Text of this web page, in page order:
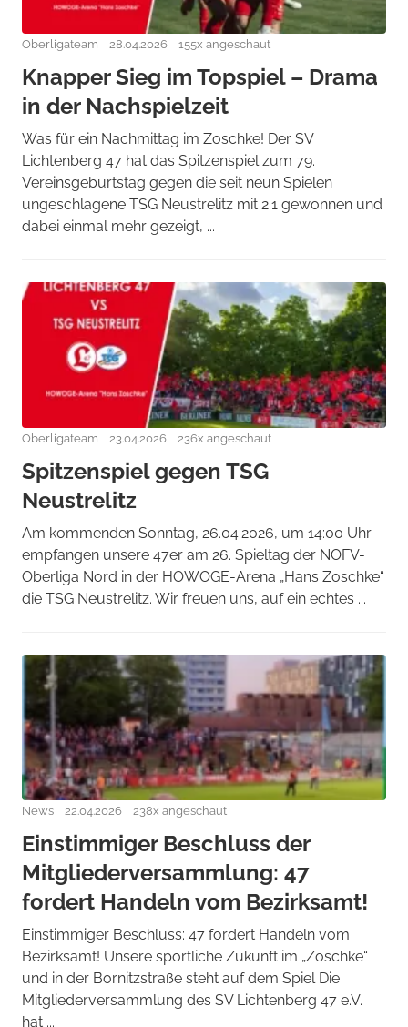
Oberligateam 28.04.2026 155x angeschaut
Knapper Sieg im Topspiel – Drama
in der Nachspielzeit
Was für ein Nachmittag im Zoschke! Der SV
Lichtenberg 47 hat das Spitzenspiel zum 79.
Vereinsgeburtstag gegen die seit neun Spielen
ungeschlagene TSG Neustrelitz mit 2:1 gewonnen und
dabei einmal mehr gezeigt, ...
Oberligateam 23.04.2026 236x angeschaut
Spitzenspiel gegen TSG
Neustrelitz
Am kommenden Sonntag, 26.04.2026, um 14:00 Uhr
empfangen unsere 47er am 26. Spieltag der NOFV-
Oberliga Nord in der HOWOGE-Arena „Hans Zoschke“
die TSG Neustrelitz. Wir freuen uns, auf ein echtes ...
News 22.04.2026 238x angeschaut
Einstimmiger Beschluss der
Mitgliederversammlung: 47
fordert Handeln vom Bezirksamt!
Einstimmiger Beschluss: 47 fordert Handeln vom
Bezirksamt! Unsere sportliche Zukunft im „Zoschke“
und in der Bornitzstraße steht auf dem Spiel Die
Mitgliederversammlung des SV Lichtenberg 47 e.V.
hat ...